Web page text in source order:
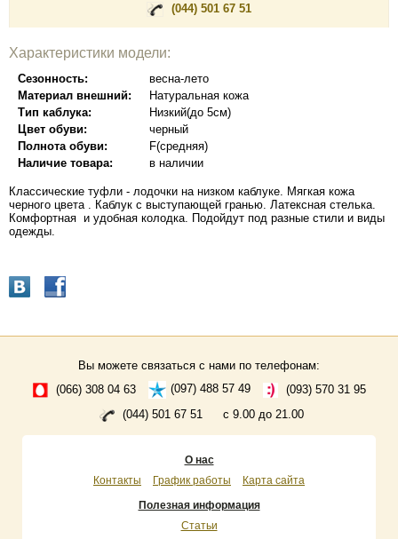
(044) 501 67 51
Характеристики модели:
Сезонность:
весна-лето
Материал внешний:
Натуральная кожа
Тип каблука:
Низкий(до 5см)
Цвет обуви:
черный
Полнота обуви:
F(средняя)
Наличие товара:
в наличии
Классические туфли - лодочки на низком каблуке. Мягкая кожа
черного цвета . Каблук с выступающей гранью. Латексная стелька.
Комфортная и удобная колодка. Подойдут под разные стили и виды
одежды.
Вы можете связаться с нами по телефонам:
(066) 308 04 63
(097) 488 57 49
(093) 570 31 95
(044) 501 67 51
с 9.00 до 21.00
О нас
Контакты
График работы
Карта сайта
Полезная информация
Статьи